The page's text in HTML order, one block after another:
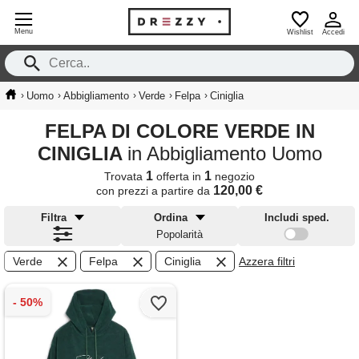
Menu Wishlist Accedi
› Uomo › Abbigliamento › Verde › Felpa › Ciniglia
FELPA DI COLORE VERDE IN
CINIGLIA in Abbigliamento Uomo
Trovata 1 offerta in 1 negozio
con prezzi a partire da 120,00 €
Filtra
Ordina
Popolarità
Includi sped.
Verde Felpa Ciniglia Azzera filtri